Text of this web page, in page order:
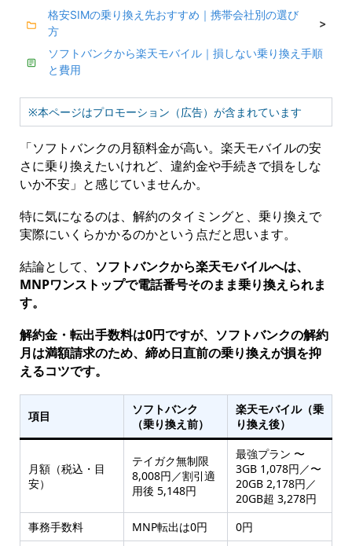
格安SIMの乗り換え先おすすめ｜携帯会社別の選び
方
>
ソフトバンクから楽天モバイル｜損しない乗り換え手順
と費用
※本ページはプロモーション（広告）が含まれています
「ソフトバンクの月額料金が高い。楽天モバイルの安
さに乗り換えたいけれど、違約金や手続きで損をしな
いか不安」と感じていませんか。
特に気になるのは、解約のタイミングと、乗り換えで
実際にいくらかかるのかという点だと思います。
結論として、 ソフトバンクから楽天モバイルへは、
MNPワンストップで電話番号そのまま乗り換えられま
す。
解約金・転出手数料は0円ですが、ソフトバンクの解約
月は満額請求のため、締め日直前の乗り換えが損を抑
えるコツです。
項目
ソフトバンク
（乗り換え前）
楽天モバイル（乗
り換え後）
月額（税込・目
安）
テイガク無制限
8,008円／割引適
用後 5,148円
最強プラン 〜
3GB 1,078円／〜
20GB 2,178円／
20GB超 3,278円
事務手数料
MNP転出は0円 0円